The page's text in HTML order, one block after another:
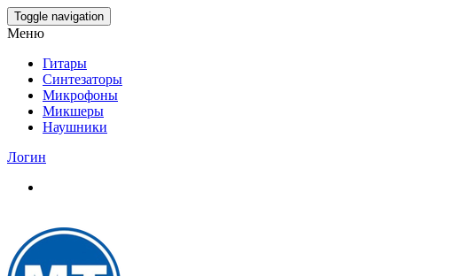
Skip
to
content
Toggle navigation
Меню
Гитары
Синтезаторы
Микрофоны
Микшеры
Наушники
Логин